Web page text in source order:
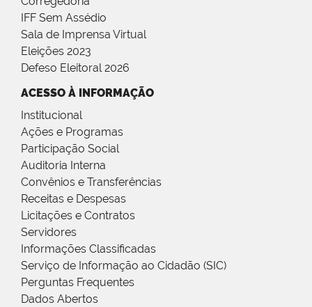
IFF Sem Assédio
Sala de Imprensa Virtual
Eleições 2023
Defeso Eleitoral 2026
ACESSO À INFORMAÇÃO
Institucional
Ações e Programas
Participação Social
Auditoria Interna
Convênios e Transferências
Receitas e Despesas
Licitações e Contratos
Servidores
Informações Classificadas
Serviço de Informação ao Cidadão (SIC)
Perguntas Frequentes
Dados Abertos